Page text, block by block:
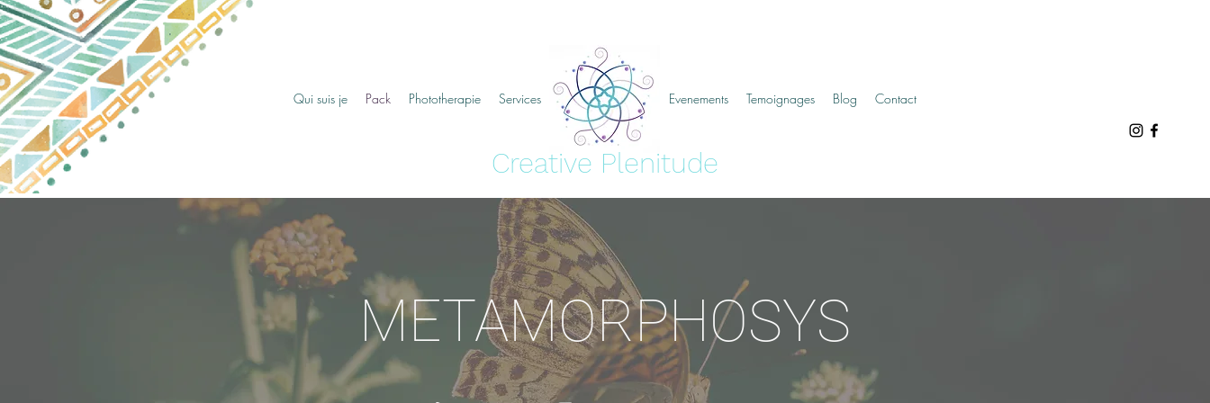
Qui suis je Pack Phototherapie Services creative plenitude Evenements Temoignages Blog Contact
Creative Plenitude
METAMORPHOSYS